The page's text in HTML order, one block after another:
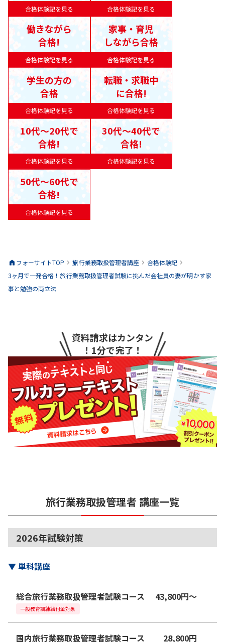
合格体験記を見る 合格体験記を見る
合格体験記を見る
働きながら
合格!
合格体験記を見る
家事・育児
しながら合格
合格体験記を見る
学生の方の
合格
合格体験記を見る
転職・求職中
に合格!
合格体験記を見る
10代〜20代で
合格!
合格体験記を見る
30代〜40代で
合格!
合格体験記を見る
50代〜60代で
合格!
フォーサイトTOP 旅行業務取扱管理者講座
合格体験記
3ヶ月で一発合格！旅行業務取扱管理者試験に挑んだ会社員の妻が明かす家
事と勉強の両立法
資料請求はカンタン
！1分で完了！
旅行業務取扱管理者 講座一覧
2026年試験対策
▼単科講座
総合旅行業務取扱管理者試験コース 43,800円〜
一般教育訓練給付金対象
国内旅行業務取扱管理者試験コース 28,800円